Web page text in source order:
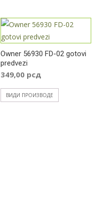
Owner 56930 FD-02 gotovi
predvezi
349,00 рсд
ВИДИ ПРОИЗВОДЕ